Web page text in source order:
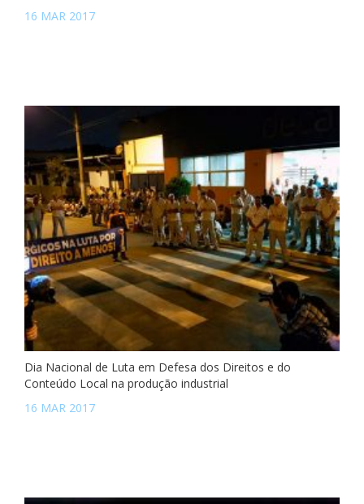
16 MAR 2017
Dia Nacional de Luta em Defesa dos Direitos e do
Conteúdo Local na produção industrial
16 MAR 2017